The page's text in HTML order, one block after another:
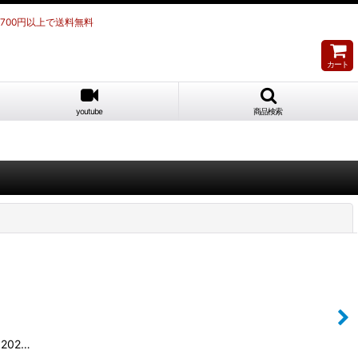
円以上で送料無料
カート
youtube 商品検索
202…